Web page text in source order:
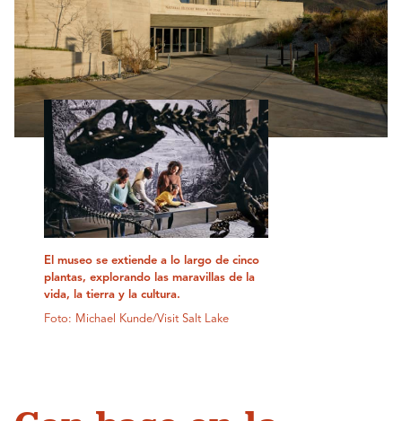
El museo se extiende a lo largo de cinco
plantas, explorando las maravillas de la
vida, la tierra y la cultura.
Foto: Michael Kunde/Visit Salt Lake